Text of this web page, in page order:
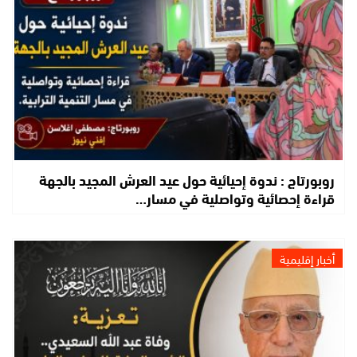
روبورتاج : ندوة إحيائية حول عيد العرش المجيد بالجهة
قراءة إحصائية وتواصلية في مسار…
أخبار إقليمية